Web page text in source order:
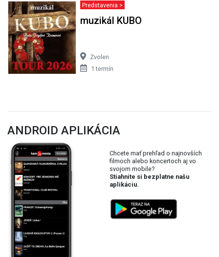
Predstavenia >
muzikál KUBO
Zvolen
1 termín
ANDROID APLIKÁCIA
Chcete mať prehľad o najnovších
filmoch alebo koncertoch aj vo
svojom mobile?
Stiahnite si bezplatne našu
aplikáciu.